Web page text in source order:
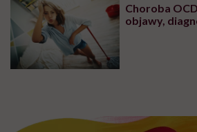
Choroba
objawy,